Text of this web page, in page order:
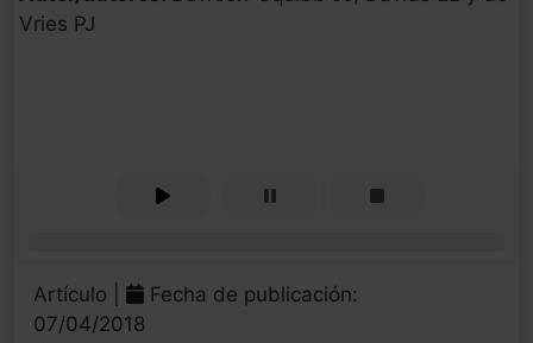
Vries PJ
Artículo |
Fecha de publicación:
07/04/2018